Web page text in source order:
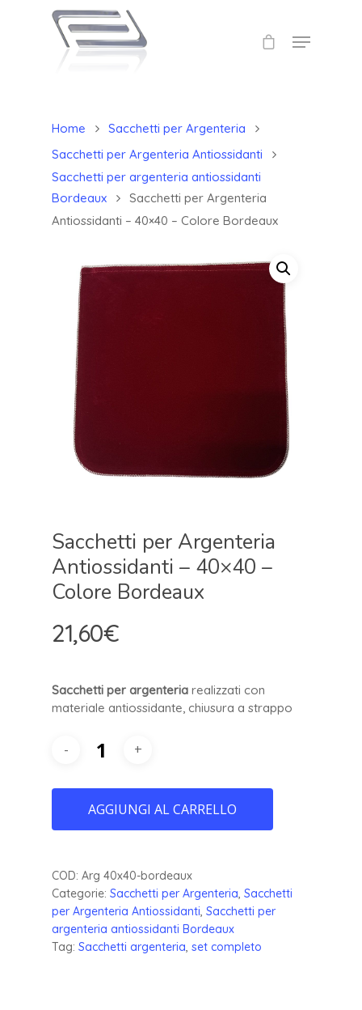
Home
Sacchetti per Argenteria
Sacchetti per Argenteria Antiossidanti
Sacchetti per argenteria antiossidanti
Bordeaux
Sacchetti per Argenteria
Antiossidanti – 40×40 – Colore Bordeaux
Sacchetti per Argenteria
Antiossidanti – 40×40 –
Colore Bordeaux
21,60€
Sacchetti per argenteria realizzati con
materiale antiossidante, chiusura a strappo
AGGIUNGI AL CARRELLO
COD: Arg 40x40-bordeaux
Categorie: Sacchetti per Argenteria Sacchetti
per Argenteria Antiossidanti Sacchetti per
argenteria antiossidanti Bordeaux
Tag: Sacchetti argenteria set completo